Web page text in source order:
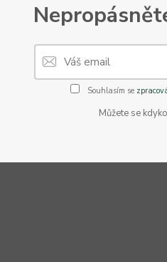
Souhlasím se
Můžete se